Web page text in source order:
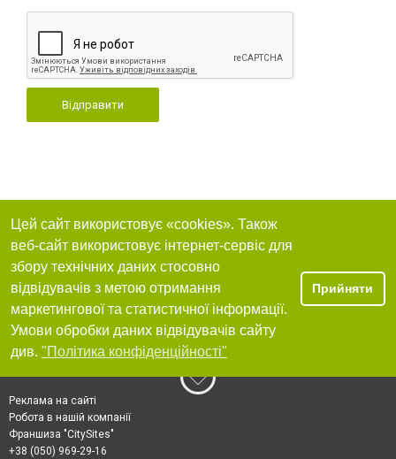
Відправити
Цей сайт використовує «cookies». Також
веб-сайт використовує інтернет-сервіс для
збору технічних даних стосовно
відвідувачів з метою отримання
маркетингової та статистичної інформації.
Умови обробки даних відвідувачів сайту
див. "Політика конфіденційності"
Прийняти
Реклама на сайті
Робота в нашій компанії
Франшиза "CitySites"
+38 (050) 969-29-16